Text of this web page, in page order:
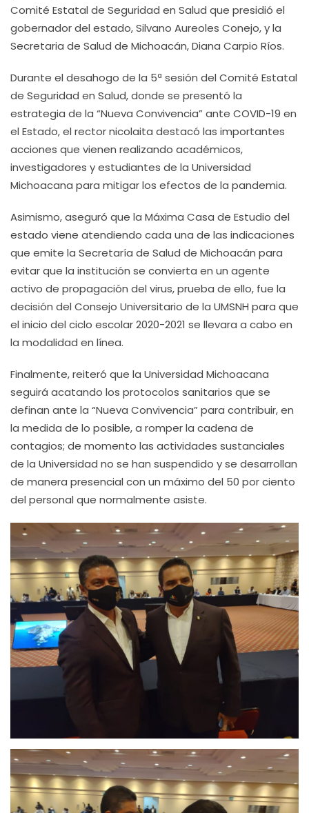
Comité Estatal de Seguridad en Salud que presidió el
gobernador del estado, Silvano Aureoles Conejo, y la
Secretaria de Salud de Michoacán, Diana Carpio Ríos.
Durante el desahogo de la 5ª sesión del Comité Estatal
de Seguridad en Salud, donde se presentó la
estrategia de la “Nueva Convivencia” ante COVID-19 en
el Estado, el rector nicolaita destacó las importantes
acciones que vienen realizando académicos,
investigadores y estudiantes de la Universidad
Michoacana para mitigar los efectos de la pandemia.
Asimismo, aseguró que la Máxima Casa de Estudio del
estado viene atendiendo cada una de las indicaciones
que emite la Secretaría de Salud de Michoacán para
evitar que la institución se convierta en un agente
activo de propagación del virus, prueba de ello, fue la
decisión del Consejo Universitario de la UMSNH para que
el inicio del ciclo escolar 2020-2021 se llevara a cabo en
la modalidad en línea.
Finalmente, reiteró que la Universidad Michoacana
seguirá acatando los protocolos sanitarios que se
definan ante la “Nueva Convivencia” para contribuir, en
la medida de lo posible, a romper la cadena de
contagios; de momento las actividades sustanciales
de la Universidad no se han suspendido y se desarrollan
de manera presencial con un máximo del 50 por ciento
del personal que normalmente asiste.